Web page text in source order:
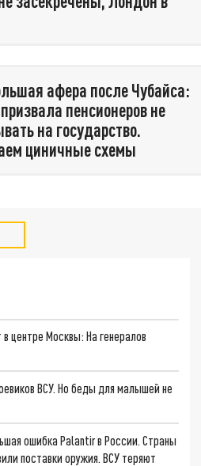
афера после Чубайса:
пенсионеров не
на государство.
циничные схемы
центре Москвы: На генералов
ВСУ. Но беды для малышей не
ошибка Palantir в России. Страны
поставки оружия. ВСУ теряют